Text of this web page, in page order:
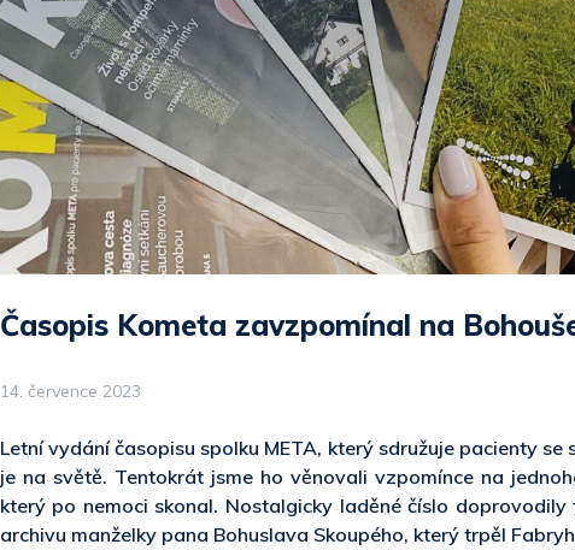
Časopis Kometa zavzpomínal na
14. července 2023
Letní vydání časopisu spolku META, který sdružuje pacienty
je na světě. Tentokrát jsme ho věnovali vzpomínce na
který po nemoci skonal. Nostalgicky laděné číslo
archivu manželky pana Bohuslava Skoupého, který trpěl